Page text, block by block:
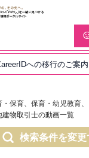
への移行のご案内
・保育、保育・幼児教育
建物取引士の動画一覧
検索条件を変更